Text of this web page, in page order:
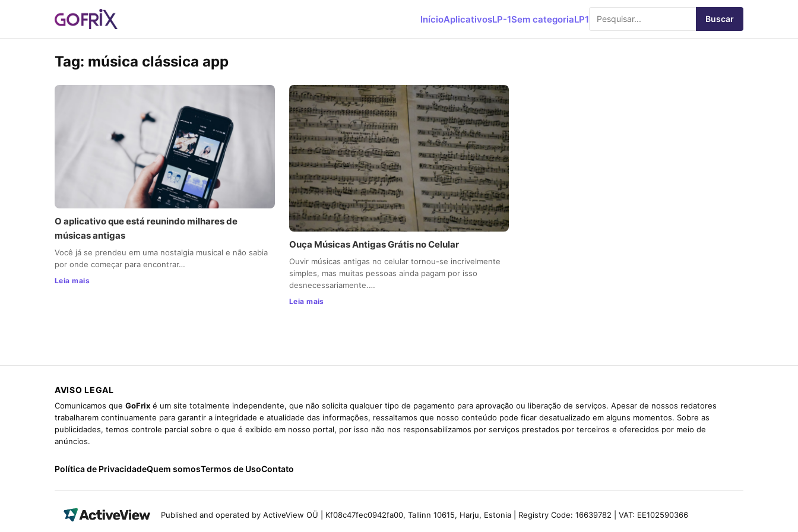
InícioAplicativosLP-1Sem categoriaLP1 Buscar
Tag: música clássica app
O aplicativo que está reunindo milhares de
músicas antigas
Você já se prendeu em uma nostalgia musical e não sabia
por onde começar para encontrar…
Leia mais
Ouça Músicas Antigas Grátis no Celular
Ouvir músicas antigas no celular tornou-se incrivelmente
simples, mas muitas pessoas ainda pagam por isso
desnecessariamente.…
Leia mais
AVISO LEGAL
Comunicamos que GoFrix é um site totalmente independente, que não solicita qualquer tipo de pagamento para aprovação ou liberação de serviços. Apesar de nossos redatores
trabalharem continuamente para garantir a integridade e atualidade das informações, ressaltamos que nosso conteúdo pode ficar desatualizado em alguns momentos. Sobre as
publicidades, temos controle parcial sobre o que é exibido em nosso portal, por isso não nos responsabilizamos por serviços prestados por terceiros e oferecidos por meio de
anúncios.
Política de PrivacidadeQuem somosTermos de UsoContato
Published and operated by ActiveView OÜ | Kf08c47fec0942fa00, Tallinn 10615, Harju, Estonia | Registry Code: 16639782 | VAT: EE102590366